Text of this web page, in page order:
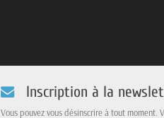
Inscription à la
Vous pouvez vous désinscrire à tout moment.